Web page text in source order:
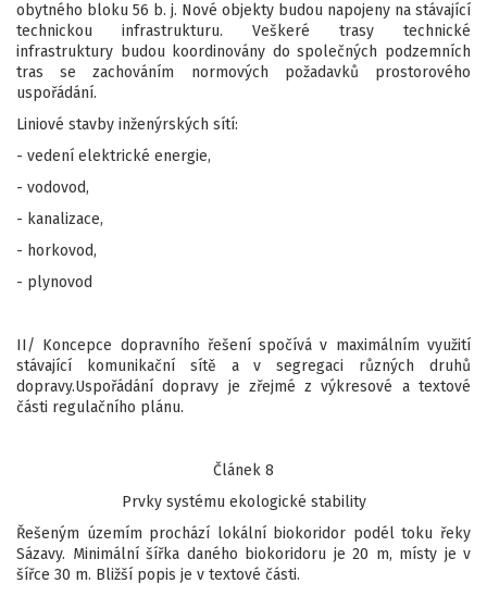
obytného bloku 56 b. j. Nové objekty budou napojeny na stávající
technickou infrastrukturu. Veškeré trasy technické
infrastruktury budou koordinovány do společných podzemních
tras se zachováním normových požadavků prostorového
uspořádání.
Liniové stavby inženýrských sítí:
- vedení elektrické energie,
- vodovod,
- kanalizace,
- horkovod,
- plynovod
II/ Koncepce dopravního řešení spočívá v maximálním využití
stávající komunikační sítě a v segregaci různých druhů
dopravy.Uspořádání dopravy je zřejmé z výkresové a textové
části regulačního plánu.
Článek 8
Prvky systému ekologické stability
Řešeným územím prochází lokální biokoridor podél toku řeky
Sázavy. Minimální šířka daného biokoridoru je 20 m, místy je v
šířce 30 m. Bližší popis je v textové části.